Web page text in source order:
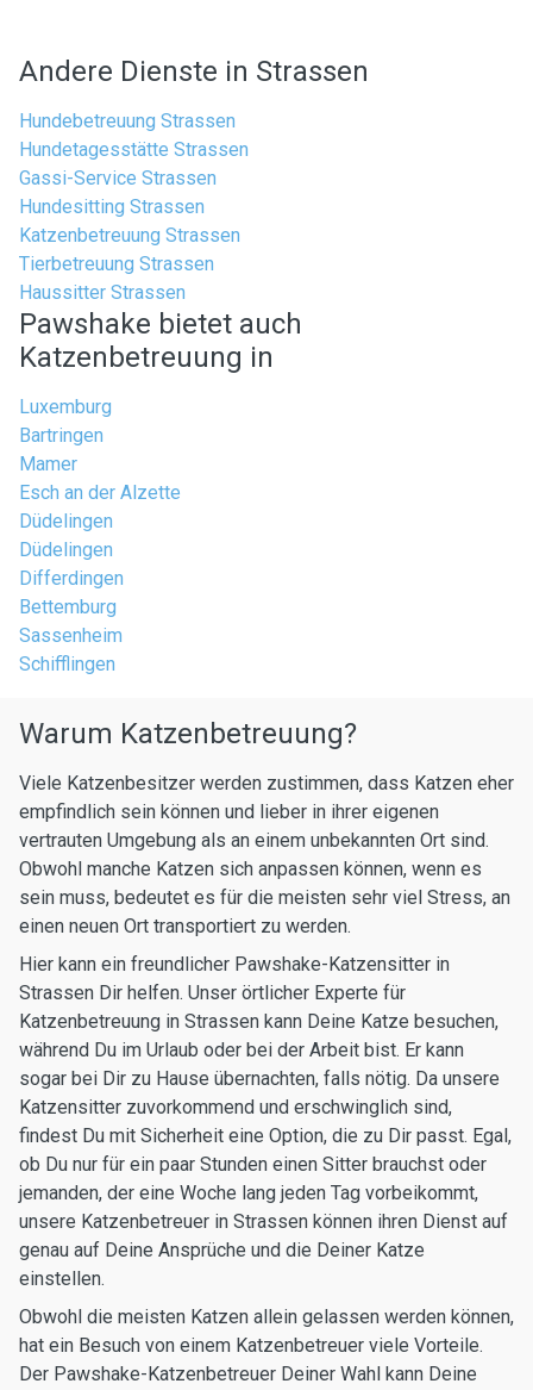
Andere Dienste in Strassen
Hundebetreuung Strassen
Hundetagesstätte Strassen
Gassi-Service Strassen
Hundesitting Strassen
Katzenbetreuung Strassen
Tierbetreuung Strassen
Haussitter Strassen
Pawshake bietet auch
Katzenbetreuung in
Luxemburg
Bartringen
Mamer
Esch an der Alzette
Düdelingen
Düdelingen
Differdingen
Bettemburg
Sassenheim
Schifflingen
Warum Katzenbetreuung?
Viele Katzenbesitzer werden zustimmen, dass Katzen eher
empfindlich sein können und lieber in ihrer eigenen
vertrauten Umgebung als an einem unbekannten Ort sind.
Obwohl manche Katzen sich anpassen können, wenn es
sein muss, bedeutet es für die meisten sehr viel Stress, an
einen neuen Ort transportiert zu werden.
Hier kann ein freundlicher Pawshake-Katzensitter in
Strassen Dir helfen. Unser örtlicher Experte für
Katzenbetreuung in Strassen kann Deine Katze besuchen,
während Du im Urlaub oder bei der Arbeit bist. Er kann
sogar bei Dir zu Hause übernachten, falls nötig. Da unsere
Katzensitter zuvorkommend und erschwinglich sind,
findest Du mit Sicherheit eine Option, die zu Dir passt. Egal,
ob Du nur für ein paar Stunden einen Sitter brauchst oder
jemanden, der eine Woche lang jeden Tag vorbeikommt,
unsere Katzenbetreuer in Strassen können ihren Dienst auf
genau auf Deine Ansprüche und die Deiner Katze
einstellen.
Obwohl die meisten Katzen allein gelassen werden können,
hat ein Besuch von einem Katzenbetreuer viele Vorteile.
Der Pawshake-Katzenbetreuer Deiner Wahl kann Deine